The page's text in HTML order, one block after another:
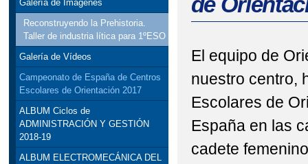
Galería de Imágenes
Reconstruyendo la Prehistoria.
Taller de industria lítica para 1ºESO
Galería de Vídeos
Campeonato de España de Centros
Escolares de Orientación 2017
ALBUM Ciclos de
ADMINISTRACIÓN Y GESTIÓN
2018-19
ALBUM ELECTROMECÁNICA DEL
El equipo de
nuestro centro,
Escolares de
España en las
cadete